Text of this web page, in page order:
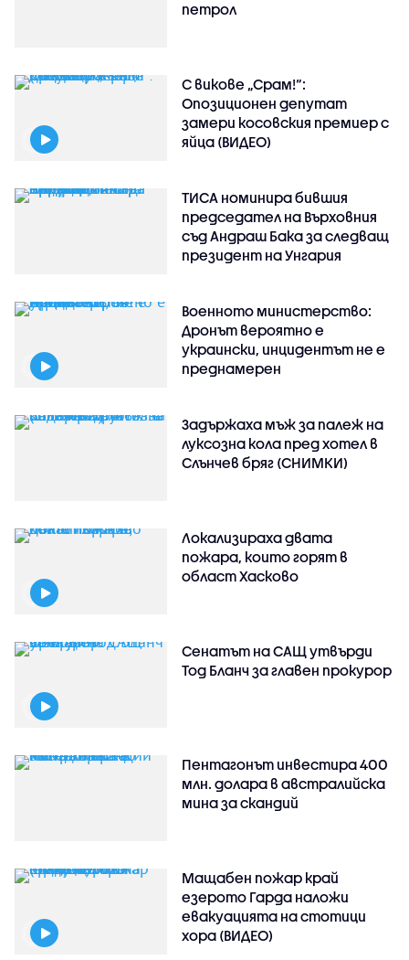
петрол
С викове „Срам!“:
Опозиционен депутат
замери косовския премиер с
яйца (ВИДЕО)
ТИСА номинира бившия
председател на Върховния
съд Андраш Бака за следващ
президент на Унгария
Военното министерство:
Дронът вероятно е
украински, инцидентът не е
преднамерен
Задържаха мъж за палеж на
луксозна кола пред хотел в
Слънчев бряг (СНИМКИ)
Локализираха двата
пожара, които горят в
област Хасково
Сенатът на САЩ утвърди
Тод Бланч за главен прокурор
Пентагонът инвестира 400
млн. долара в австралийска
мина за скандий
Мащабен пожар край
езерото Гарда наложи
евакуацията на стотици
хора (ВИДЕО)